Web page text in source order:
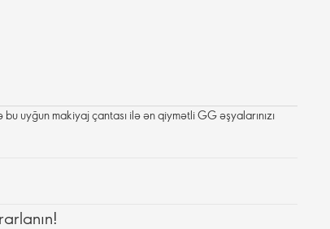
uyğun makiyaj çantası ilə ən qiymətli GG əşyalarınızı